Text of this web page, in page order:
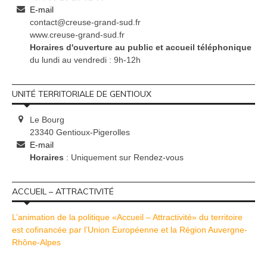
E-mail
contact@creuse-grand-sud.fr
www.creuse-grand-sud.fr
Horaires d'ouverture au public et accueil téléphonique
du lundi au vendredi : 9h-12h
UNITÉ TERRITORIALE DE GENTIOUX
Le Bourg
23340 Gentioux-Pigerolles
E-mail
Horaires : Uniquement sur Rendez-vous
ACCUEIL – ATTRACTIVITÉ
L’animation de la politique «Accueil – Attractivité» du territoire
est cofinancée par l’Union Européenne et la Région Auvergne-
Rhône-Alpes